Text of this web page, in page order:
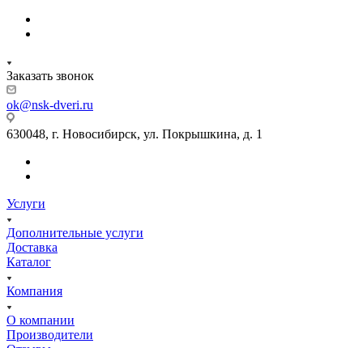
Заказать звонок
ok@nsk-dveri.ru
630048, г. Новосибирск, ул. Покрышкина, д. 1
Услуги
Дополнительные услуги
Доставка
Каталог
Компания
О компании
Производители